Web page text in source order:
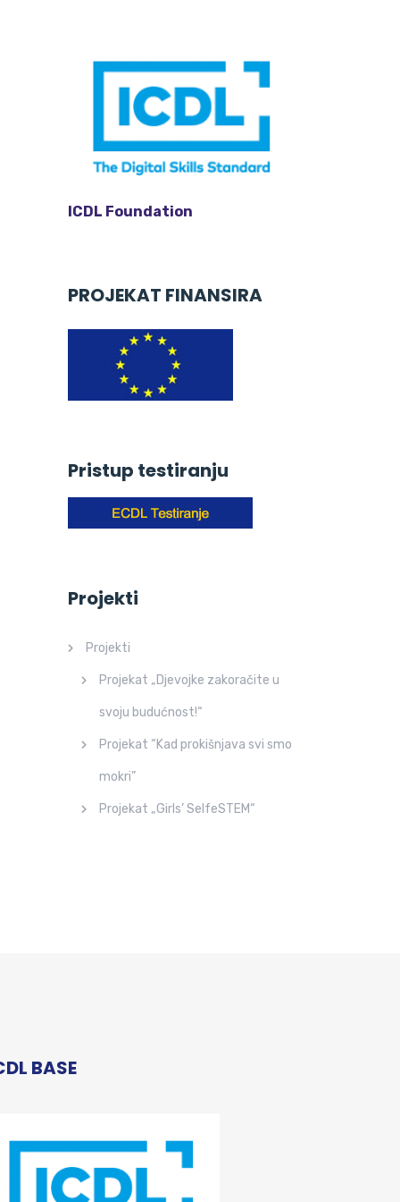
ICDL Foundation
PROJEKAT FINANSIRA
Pristup testiranju
Projekti
Projekti
Projekat „Djevojke zakoračite u
svoju budućnost!“
Projekat “Kad prokišnjava svi smo
mokri”
Projekat „Girls’ SelfeSTEM“
BASE